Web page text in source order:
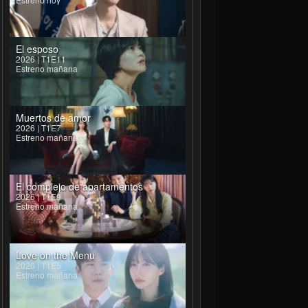
El esposo
2026 | T1E11
Estreno mañana
Muertos de amor
2026 | T1E7
Estreno mañana
El complejo de apartamentos
2026 | T1E9
Estreno mañana
Love on the Menu
2026 | T1E5
Estreno mañana